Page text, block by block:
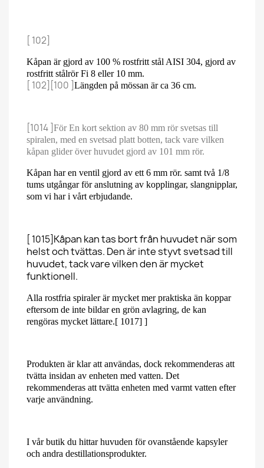
[ 102]
Kåpan är gjord av 100 % rostfritt stål AISI 304, gjord av
rostfritt stålrör Fi 8 eller 10 mm.
[ 102][100 ] Längden på mössan är ca 36 cm.
[1014 ] För En kort sektion av 80 mm rör svetsas till
spiralen, med en svetsad platt botten, tack vare vilken
kåpan glider över huvudet gjord av 101 mm rör.
Kåpan har en ventil gjord av ett 6 mm rör. samt två 1/8
tums utgångar för anslutning av kopplingar, slangnipplar,
som vi har i vårt erbjudande.
[ 1015] Kåpan kan tas bort från huvudet när som
helst och tvättas. Den är inte styvt svetsad till
huvudet, tack vare vilken den är mycket
funktionell.
Alla rostfria spiraler är mycket mer praktiska än koppar
eftersom de inte bildar en grön avlagring, de kan
rengöras mycket lättare.[ 1017] ]
Produkten är klar att användas, dock rekommenderas att
tvätta insidan av enheten med vatten. Det
rekommenderas att tvätta enheten med varmt vatten efter
varje användning.
I vår butik du hittar huvuden för ovanstående kapsyler
och andra destillationsprodukter.